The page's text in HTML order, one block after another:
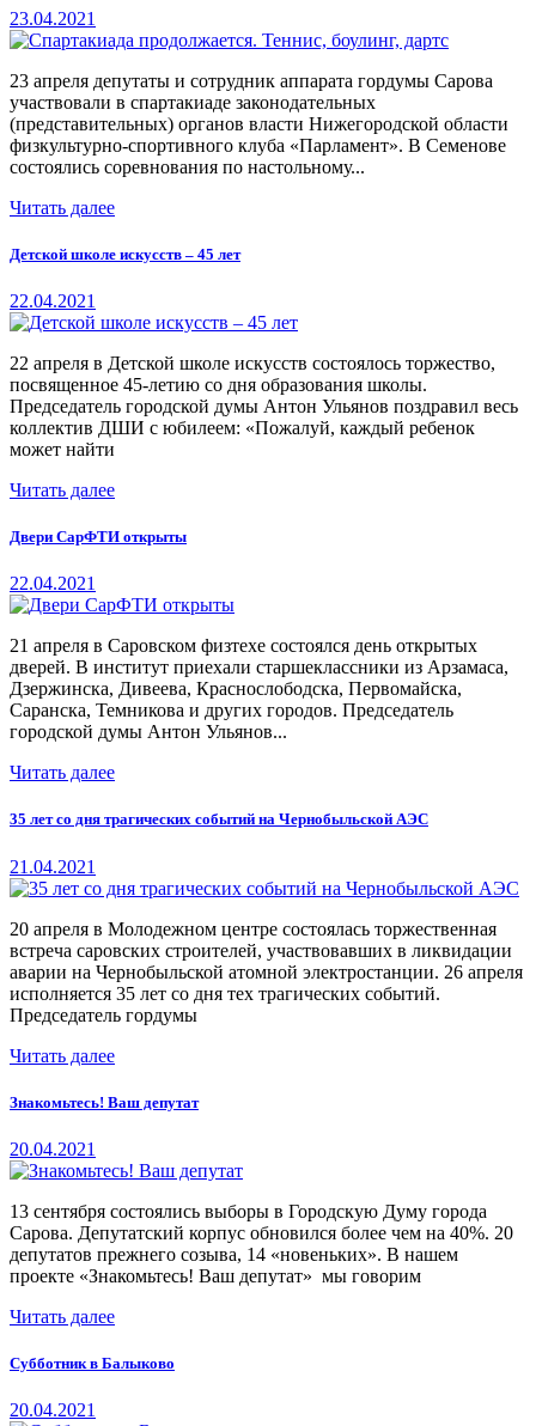
23.04.2021
23 апреля депутаты и сотрудник аппарата гордумы Сарова
участвовали в спартакиаде законодательных
(представительных) органов власти Нижегородской области
физкультурно-спортивного клуба «Парламент». В Семенове
состоялись соревнования по настольному...
Читать далее
Детской школе искусств – 45 лет
22.04.2021
22 апреля в Детской школе искусств состоялось торжество,
посвященное 45-летию со дня образования школы.
Председатель городской думы Антон Ульянов поздравил весь
коллектив ДШИ с юбилеем: «Пожалуй, каждый ребенок
может найти
Читать далее
Двери СарФТИ открыты
22.04.2021
21 апреля в Саровском физтехе состоялся день открытых
дверей. В институт приехали старшеклассники из Арзамаса,
Дзержинска, Дивеева, Краснослободска, Первомайска,
Саранска, Темникова и других городов. Председатель
городской думы Антон Ульянов...
Читать далее
35 лет со дня трагических событий на Чернобыльской АЭС
21.04.2021
20 апреля в Молодежном центре состоялась торжественная
встреча саровских строителей, участвовавших в ликвидации
аварии на Чернобыльской атомной электростанции. 26 апреля
исполняется 35 лет со дня тех трагических событий.
Председатель гордумы
Читать далее
Знакомьтесь! Ваш депутат
20.04.2021
13 сентября состоялись выборы в Городскую Думу города
Сарова. Депутатский корпус обновился более чем на 40%. 20
депутатов прежнего созыва, 14 «новеньких». В нашем
проекте «Знакомьтесь! Ваш депутат» мы говорим
Читать далее
Субботник в Балыково
20.04.2021